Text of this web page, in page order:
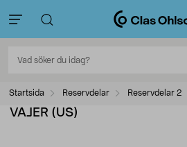
Startsida Reservdelar Reservdelar 2
VAJER (US)